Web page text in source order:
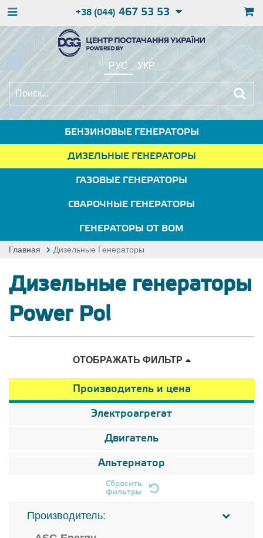
+38 (044) 467 53 53
РУС УКР
БЕНЗИНОВЫЕ ГЕНЕРАТОРЫ
ДИЗЕЛЬНЫЕ ГЕНЕРАТОРЫ
ГАЗОВЫЕ ГЕНЕРАТОРЫ
СВАРОЧНЫЕ ГЕНЕРАТОРЫ
ГЕНЕРАТОРЫ ОТ ВОМ
Главная Дизельные Генераторы
Дизельные генераторы
Power Pol
ОТОБРАЖАТЬ ФИЛЬТР
Производитель и цена
Электроагрегат
Двигатель
Альтернатор
Сбросить
фильтры
Производитель: